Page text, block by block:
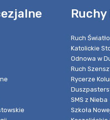
Ruch
Katolickie
Odnowa w
Ruch
Rycerze
SMS z Nieba
Szkoła